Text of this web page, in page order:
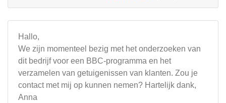
Hallo,
We zijn momenteel bezig met het onderzoeken van
dit bedrijf voor een BBC-programma en het
verzamelen van getuigenissen van klanten. Zou je
contact met mij op kunnen nemen? Hartelijk dank,
Anna